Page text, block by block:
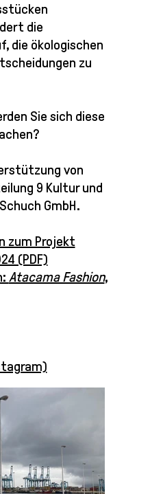
die
die ökologischen
zu
Sie sich diese
von
9 Kultur und
GmbH.
zum Projekt
(PDF)
Atacama Fashion,